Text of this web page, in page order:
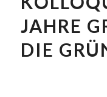
JAHRE
IE